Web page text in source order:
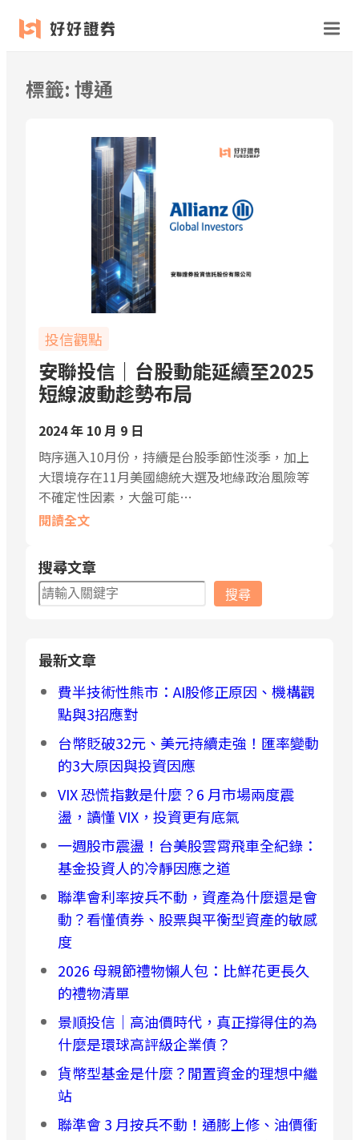
跳
至
標籤: 博通
投信觀點
安聯投信｜台股動能延續至2025
短線波動趁勢布局
2024 年 10 月 9 日
時序邁入10月份，持續是台股季節性淡季，加上
大環境存在11月美國總統大選及地緣政治風險等
不確定性因素，大盤可能…
閱讀全文
搜尋文章
搜
尋
搜尋
最新文章
費半技術性熊市：AI股修正原因、機構觀
點與3招應對
台幣貶破32元、美元持續走強！匯率變動
的3大原因與投資因應
VIX 恐慌指數是什麼？6 月市場兩度震
盪，讀懂 VIX，投資更有底氣
一週股市震盪！台美股雲霄飛車全紀錄：
基金投資人的冷靜因應之道
聯準會利率按兵不動，資產為什麼還是會
動？看懂債券、股票與平衡型資產的敏感
度
2026 母親節禮物懶人包：比鮮花更長久
的禮物清單
景順投信｜高油價時代，真正撐得住的為
什麼是環球高評級企業債？
貨幣型基金是什麼？閒置資金的理想中繼
站
聯準會 3 月按兵不動！通膨上修、油價衝